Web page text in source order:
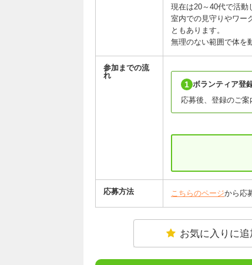
現在は20～40代で活動
室内での見守りやワー
ともあります。
無理のない範囲で体を
参加までの流
れ
1 ボランティア登
応募後、登録のご案
応募方法 こちらのページから応
お気に入りに追